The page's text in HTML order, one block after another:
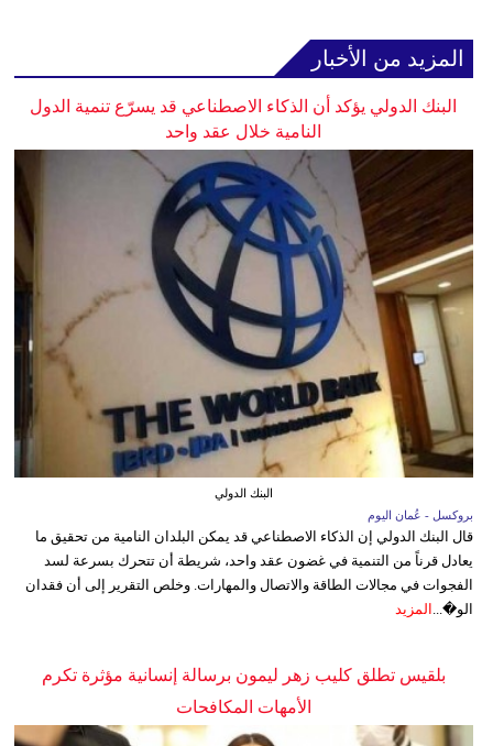
المزيد من الأخبار
البنك الدولي يؤكد أن الذكاء الاصطناعي قد يسرّع تنمية الدول
النامية خلال عقد واحد
البنك الدولي
بروكسل - عُمان اليوم
قال البنك الدولي إن الذكاء الاصطناعي قد يمكن البلدان النامية من تحقيق ما
يعادل قرناً من التنمية في غضون عقد واحد، شريطة أن تتحرك بسرعة لسد
الفجوات في مجالات الطاقة والاتصال والمهارات. وخلص التقرير إلى أن فقدان
الو�...
المزيد
بلقيس تطلق كليب زهر ليمون برسالة إنسانية مؤثرة تكرم
الأمهات المكافحات